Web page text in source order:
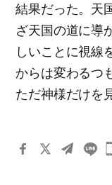
結果だった。天
ざ天国の道に導
しいことに視線
からは変わるつ
ただ神様だけを